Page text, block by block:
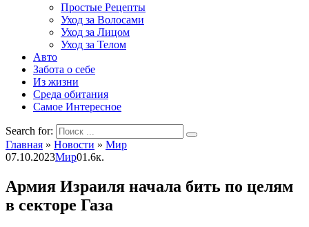
Простые Рецепты
Уход за Волосами
Уход за Лицом
Уход за Телом
Авто
Забота о себе
Из жизни
Среда обитания
Самое Интересное
Search for:
Главная » Новости » Мир
07.10.2023Мир01.6к.
Армия Израиля начала бить по целям
в секторе Газа